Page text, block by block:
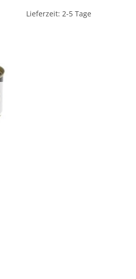
Lieferzeit: 2-5 Tage